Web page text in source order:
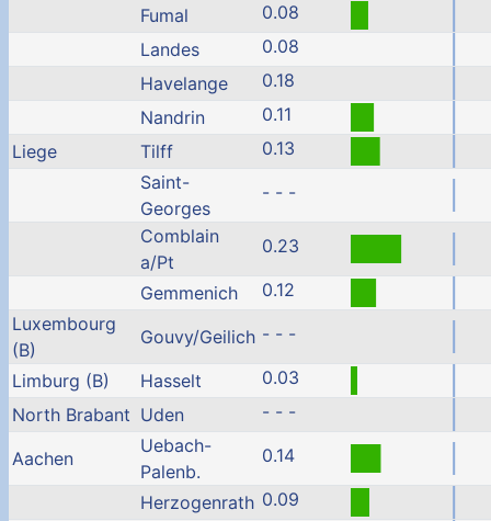
Fumal
0.08
Landes
0.08
Havelange
0.18
Nandrin
0.11
Liege
Tilff
0.13
Saint-
Georges
- - -
Comblain
a/Pt
0.23
Gemmenich
0.12
Luxembourg
(B)
Gouvy/Geilich - - -
Limburg (B) Hasselt
0.03
North Brabant Uden - - -
Aachen
Uebach-
Palenb.
0.14
Herzogenrath 0.09